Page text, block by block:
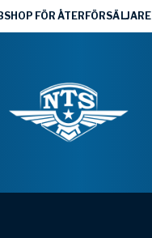
FÖR ÅTERFÖRSÄLJARE